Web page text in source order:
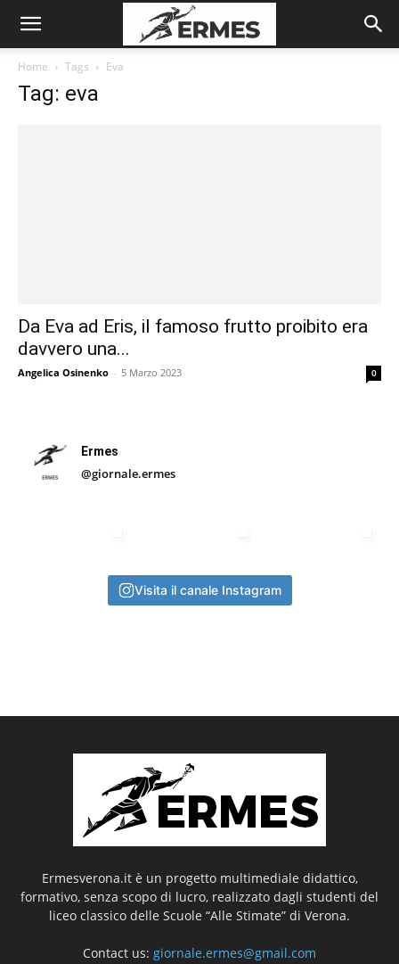
Home Tags Eva
Tag: eva
Da Eva ad Eris, il famoso frutto proibito era
davvero una...
Angelica Osinenko - 5 Marzo 2023 0
Ermes
@giornale.ermes
Visita il canale Instagram
Ermesverona.it è un progetto multimediale didattico,
formativo, senza scopo di lucro, realizzato dagli studenti del
liceo classico delle Scuole “Alle Stimate” di Verona.
Contact us: giornale.ermes@gmail.com